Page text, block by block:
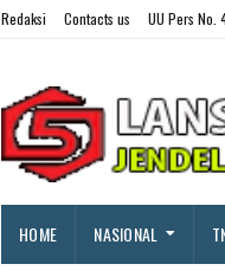
Redaksi Contacts us UU Pers No.
HOME NASIONAL